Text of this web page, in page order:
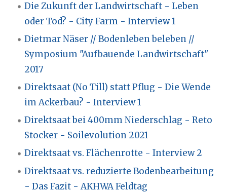
Die Zukunft der Landwirtschaft - Leben
oder Tod? - City Farm - Interview 1
Dietmar Näser // Bodenleben beleben //
Symposium "Aufbauende Landwirtschaft"
2017
Direktsaat (No Till) statt Pflug - Die Wende
im Ackerbau? - Interview 1
Direktsaat bei 400mm Niederschlag - Reto
Stocker - Soilevolution 2021
Direktsaat vs. Flächenrotte - Interview 2
Direktsaat vs. reduzierte Bodenbearbeitung
- Das Fazit - AKHWA Feldtag